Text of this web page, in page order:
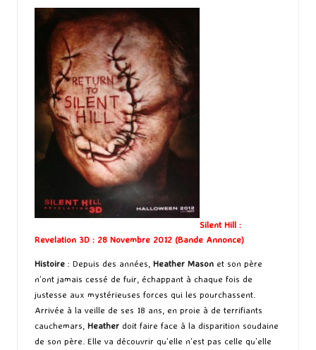
Silent Hill :
Revelation 3D : 28 Novembre 2012 (Bande Annonce)
Histoire : Depuis des années, Heather Mason et son père
n’ont jamais cessé de fuir, échappant à chaque fois de
justesse aux mystérieuses forces qui les pourchassent.
Arrivée à la veille de ses 18 ans, en proie à de terrifiants
cauchemars, Heather doit faire face à la disparition soudaine
de son père. Elle va découvrir qu’elle n’est pas celle qu’elle